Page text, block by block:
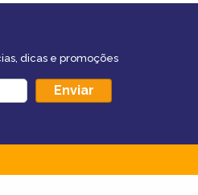
dicas e promoções